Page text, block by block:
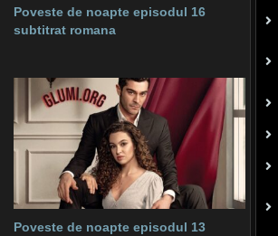
Poveste de noapte episodul 16
subtitrat romana
Poveste de noapte episodul 13